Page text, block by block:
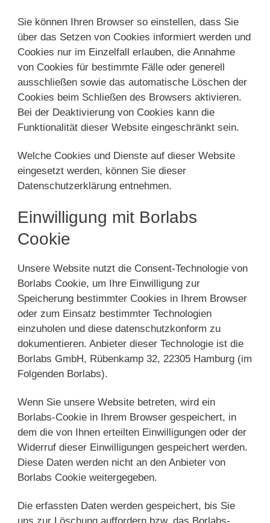
Sie können Ihren Browser so einstellen, dass Sie
über das Setzen von Cookies informiert werden und
Cookies nur im Einzelfall erlauben, die Annahme
von Cookies für bestimmte Fälle oder generell
ausschließen sowie das automatische Löschen der
Cookies beim Schließen des Browsers aktivieren.
Bei der Deaktivierung von Cookies kann die
Funktionalität dieser Website eingeschränkt sein.
Welche Cookies und Dienste auf dieser Website
eingesetzt werden, können Sie dieser
Datenschutzerklärung entnehmen.
Einwilligung mit Borlabs
Cookie
Unsere Website nutzt die Consent-Technologie von
Borlabs Cookie, um Ihre Einwilligung zur
Speicherung bestimmter Cookies in Ihrem Browser
oder zum Einsatz bestimmter Technologien
einzuholen und diese datenschutzkonform zu
dokumentieren. Anbieter dieser Technologie ist die
Borlabs GmbH, Rübenkamp 32, 22305 Hamburg (im
Folgenden Borlabs).
Wenn Sie unsere Website betreten, wird ein
Borlabs-Cookie in Ihrem Browser gespeichert, in
dem die von Ihnen erteilten Einwilligungen oder der
Widerruf dieser Einwilligungen gespeichert werden.
Diese Daten werden nicht an den Anbieter von
Borlabs Cookie weitergegeben.
Die erfassten Daten werden gespeichert, bis Sie